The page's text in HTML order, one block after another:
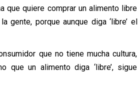
que quiere comprar un alimento libre
gente, porque aunque diga ‘libre’ el
que no tiene mucha cultura,
que un alimento diga ‘libre’, sigue